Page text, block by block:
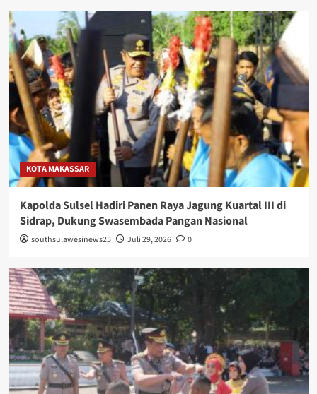
KOTA MAKASSAR
Kapolda Sulsel Hadiri Panen Raya Jagung Kuartal III di
Sidrap, Dukung Swasembada Pangan Nasional
southsulawesinews25 Juli 29, 2026 0